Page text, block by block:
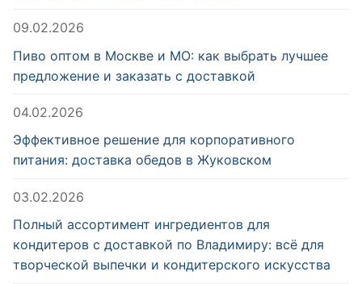
09.02.2026
Пиво оптом в Москве и МО: как выбрать лучшее
предложение и заказать с доставкой
04.02.2026
Эффективное решение для корпоративного
питания: доставка обедов в Жуковском
03.02.2026
Полный ассортимент ингредиентов для
кондитеров с доставкой по Владимиру: всё для
творческой выпечки и кондитерского искусства